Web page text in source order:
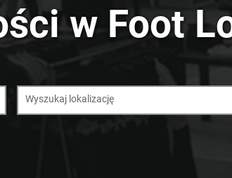
w Foot
Wyszukaj lokalizację